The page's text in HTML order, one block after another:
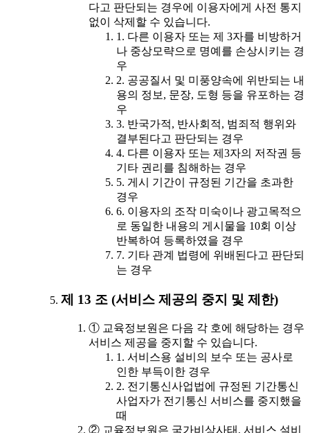
다고 판단되는 경우에 이용자에게 사전 통지
없이 삭제할 수 있습니다.
1. 다른 이용자 또는 제 3자를 비방하거
나 중상모략으로 명예를 손상시키는 경
우
2. 공공질서 및 미풍양속에 위반되는 내
용의 정보, 문장, 도형 등을 유포하는 경
우
3. 반국가적, 반사회적, 범죄적 행위와
결부된다고 판단되는 경우
4. 다른 이용자 또는 제3자의 저작권 등
기타 권리를 침해하는 경우
5. 게시 기간이 규정된 기간을 초과한
경우
6. 이용자의 조작 미숙이나 광고목적으
로 동일한 내용의 게시물을 10회 이상
반복하여 등록하였을 경우
7. 기타 관계 법령에 위배된다고 판단되
는 경우
제 13 조 (서비스 제공의 중지 및 제한)
① 교육정보원은 다음 각 호에 해당하는 경우
서비스 제공을 중지할 수 있습니다.
1. 서비스용 설비의 보수 또는 공사로
인한 부득이한 경우
2. 전기통신사업법에 규정된 기간통신
사업자가 전기통신 서비스를 중지했을
때
② 교육정보원은 국가비상사태, 서비스 설비